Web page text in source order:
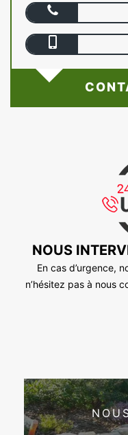
NOUS
En cas d’urgence,
n’hésitez pas à nous